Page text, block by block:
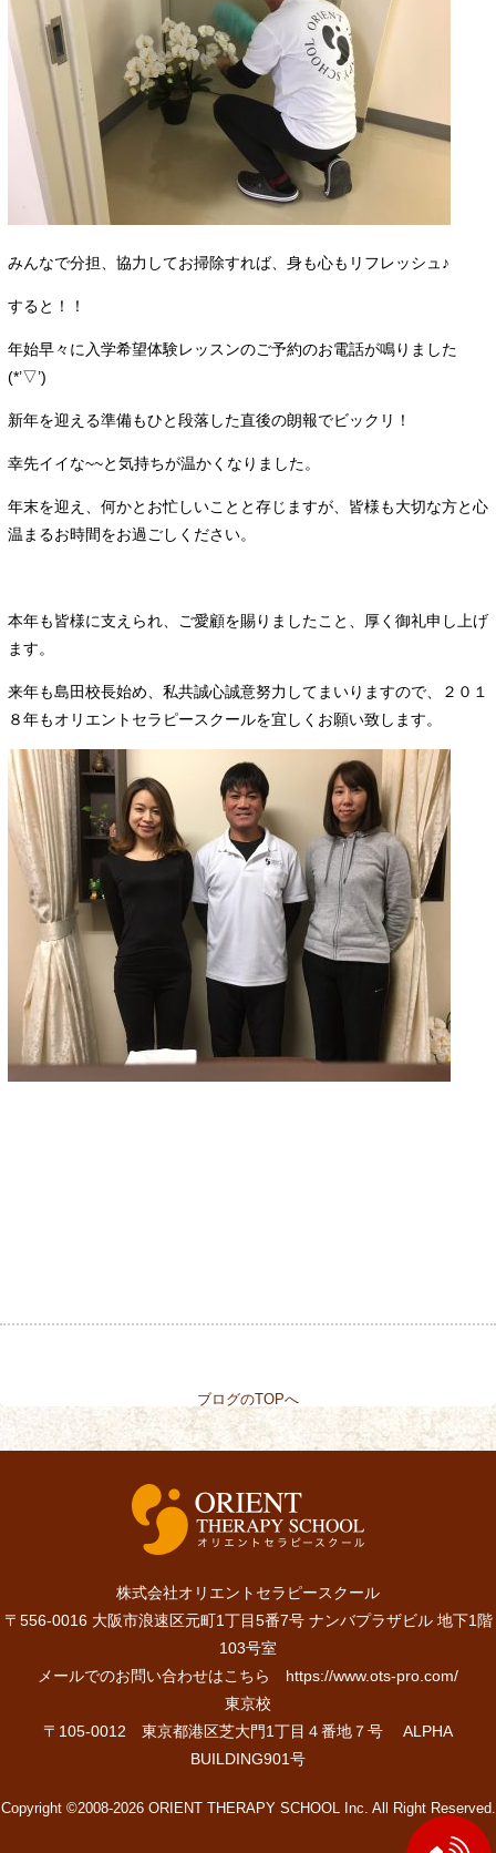
みんなで分担、協力してお掃除すれば、身も心もリフレッシュ♪
すると！！
年始早々に入学希望体験レッスンのご予約のお電話が鳴りました
(*’▽’)
新年を迎える準備もひと段落した直後の朗報でビックリ！
幸先イイな~~と気持ちが温かくなりました。
年末を迎え、何かとお忙しいことと存じますが、皆様も大切な方と心
温まるお時間をお過ごしください。
本年も皆様に支えられ、ご愛顧を賜りましたこと、厚く御礼申し上げ
ます。
来年も島田校長始め、私共誠心誠意努力してまいりますので、２０１
８年もオリエントセラピースクールを宜しくお願い致します。
ブログのTOPへ
株式会社オリエントセラピースクール
〒556-0016 大阪市浪速区元町1丁目5番7号 ナンバプラザビル 地下1階
103号室
メールでのお問い合わせはこちら
https://www.ots-pro.com/
東京校
〒105-0012 東京都港区芝大門1丁目４番地７号 ALPHA
BUILDING901号
Copyright ©2008-2026 ORIENT THERAPY SCHOOL Inc. All Right Reserved.